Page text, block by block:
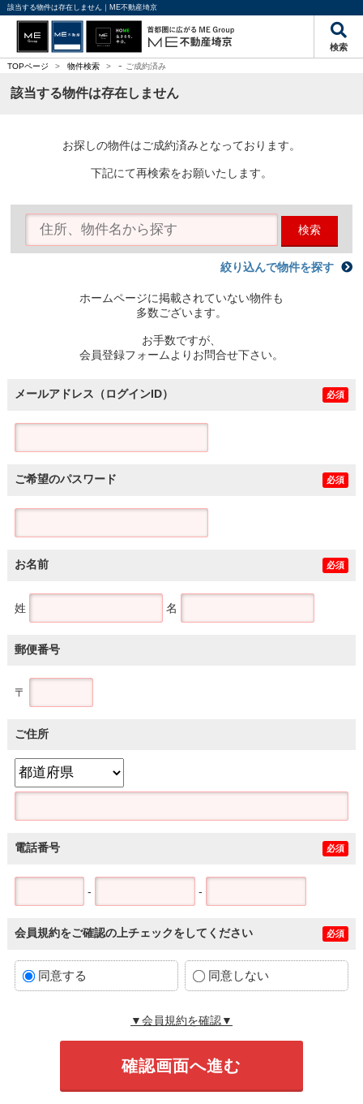
該当する物件は存在しません｜ME不動産埼京
検索
TOPページ > 物件検索 > - ご成約済み
該当する物件は存在しません
お探しの物件はご成約済みとなっております。
下記にて再検索をお願いたします。
検索
絞り込んで物件を探す
ホームページに掲載されていない物件も
多数ございます。
お手数ですが、
会員登録フォームよりお問合せ下さい。
メールアドレス（ログインID） 必須
ご希望のパスワード 必須
お名前 必須
姓 名
郵便番号
〒
ご住所
電話番号 必須
- -
会員規約をご確認の上チェックをしてください 必須
同意する 同意しない
▼会員規約を確認▼